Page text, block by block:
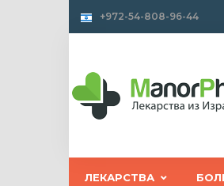
+972-54-808-96-44
ЛЕКАРСТВА